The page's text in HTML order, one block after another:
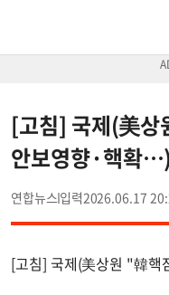
[고침] 국제(美
안보영향·핵확…)
연합뉴스 2026.06.17
[고침] 국제(美상원 "韓